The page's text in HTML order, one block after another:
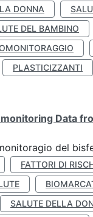
DONNA
DEL BAMBINO
PLASTICIZZANTI
Data
del
FATTORI DI
SALUTE DELLA